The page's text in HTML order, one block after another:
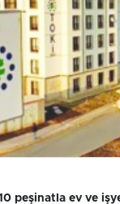
peşinatla ev ve